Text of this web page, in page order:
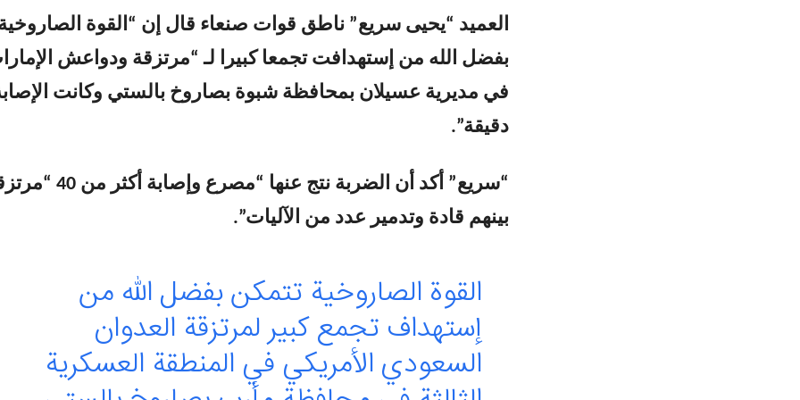
العميد “يحيى سريع” ناطق قوات صنعاء قال إن “القوة
بفضل الله من إستهدافت تجمعا كبيرا لـ “مرتزقة ودواعش
في مديرية عسيلان بمحافظة شبوة بصاروخ بالستي وكانت
دقيقة”.
“سريع” أكد أن الضربة نتج عنها “مصرع
بينهم قادة وتدمير عدد من الآليات”.
القوة الصاروخية تتمكن بفضل الله من
إستهداف تجمع كبير لمرتزقة العدوان
السعودي الأمريكي في المنطقة العسكرية